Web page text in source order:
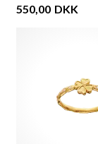
550,00 DKK